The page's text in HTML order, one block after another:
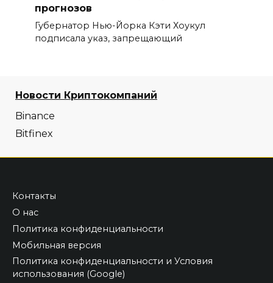
прогнозов
Губернатор Нью-Йорка Кэти Хоукул
подписала указ, запрещающий
Новости Криптокомпаний
Binance
Bitfinex
Контакты
О нас
Политика конфиденциальности
Мобильная версия
Политика конфиденциальности и Условия
использования (Google)